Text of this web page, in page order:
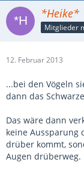
*Heike*
12. Februar 2013
...bei den Vögeln
dann das
Das wäre dann
keine Aussparung
drüber kommt,
Augen drüberweg.